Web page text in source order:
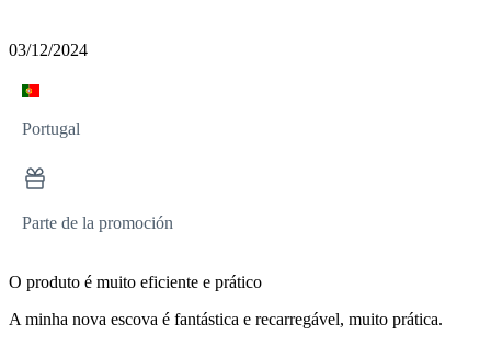
03/12/2024
Portugal
Parte de la promoción
O produto é muito eficiente e prático
A minha nova escova é fantástica e recarregável, muito prática.